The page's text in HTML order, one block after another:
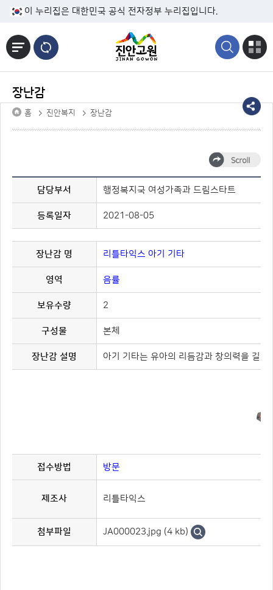
본문바로가기
이 누리집은 대한민국 공식 전자정부 누리집입니다.
장난감
홈 진안복지 장난감
담당부서 행정복지국 여성가족과 드림스타트
등록일자 2021-08-05
장난감 명 리틀타익스 아기 기타
영역 음률
보유수량 2
구성물 본체
장난감 설명 아기 기타는 유아의 리듬감과 창의력을 길
접수방법 방문
제조사 리틀타익스
첨부파일 JA000023.jpg (4 kb)